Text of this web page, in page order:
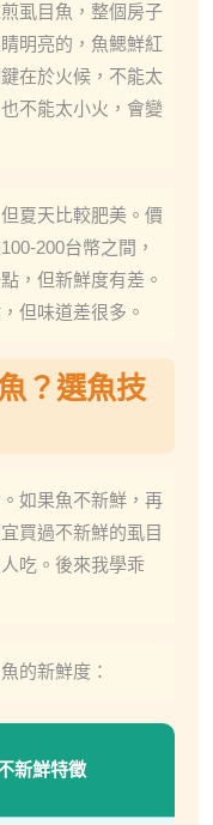
虱目魚，整個房子
明亮的，魚鰓鮮紅
在於火候，不能太
不能太小火，會變
夏天比較肥美。價
200台幣之間，
，但新鮮度有差。
但味道差很多。
？選魚技
如果魚不新鮮，再
買過不新鮮的虱目
吃。後來我學乖
的新鮮度：
新鮮特徵